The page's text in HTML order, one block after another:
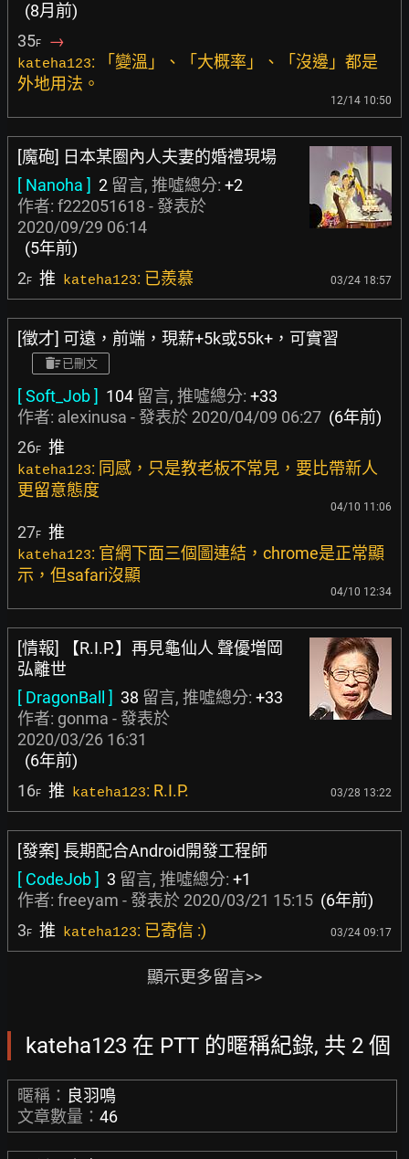
(8月前)
35F →
kateha123: 「變溫」、「大概率」、「沒邊」都是
外地用法。
12/14 10:50
[魔砲] 日本某圈內人夫妻的婚禮現場
[ Nanoha ] 2 留言, 推噓總分: +2
作者: f222051618 - 發表於
2020/09/29 06:14
(5年前)
2F 推 kateha123: 已羨慕 03/24 18:57
[徵才] 可遠，前端，現薪+5k或55k+，可實習
已刪文
[ Soft_Job ] 104 留言, 推噓總分: +33
作者: alexinusa - 發表於 2020/04/09 06:27 (6年前)
26F 推
kateha123: 同感，只是教老板不常見，要比帶新人
更留意態度
04/10 11:06
27F 推
kateha123: 官網下面三個圖連結，chrome是正常顯
示，但safari沒顯
04/10 12:34
[情報] 【R.I.P.】再見龜仙人 聲優増岡
弘離世
[ DragonBall ] 38 留言, 推噓總分: +33
作者: gonma - 發表於
2020/03/26 16:31
(6年前)
16F 推 kateha123: R.I.P. 03/28 13:22
[發案] 長期配合Android開發工程師
[ CodeJob ] 3 留言, 推噓總分: +1
作者: freeyam - 發表於 2020/03/21 15:15 (6年前)
3F 推 kateha123: 已寄信 :) 03/24 09:17
顯示更多留言>>
kateha123 在 PTT 的暱稱紀錄, 共 2 個
暱稱： 良羽鳴
文章數量： 46